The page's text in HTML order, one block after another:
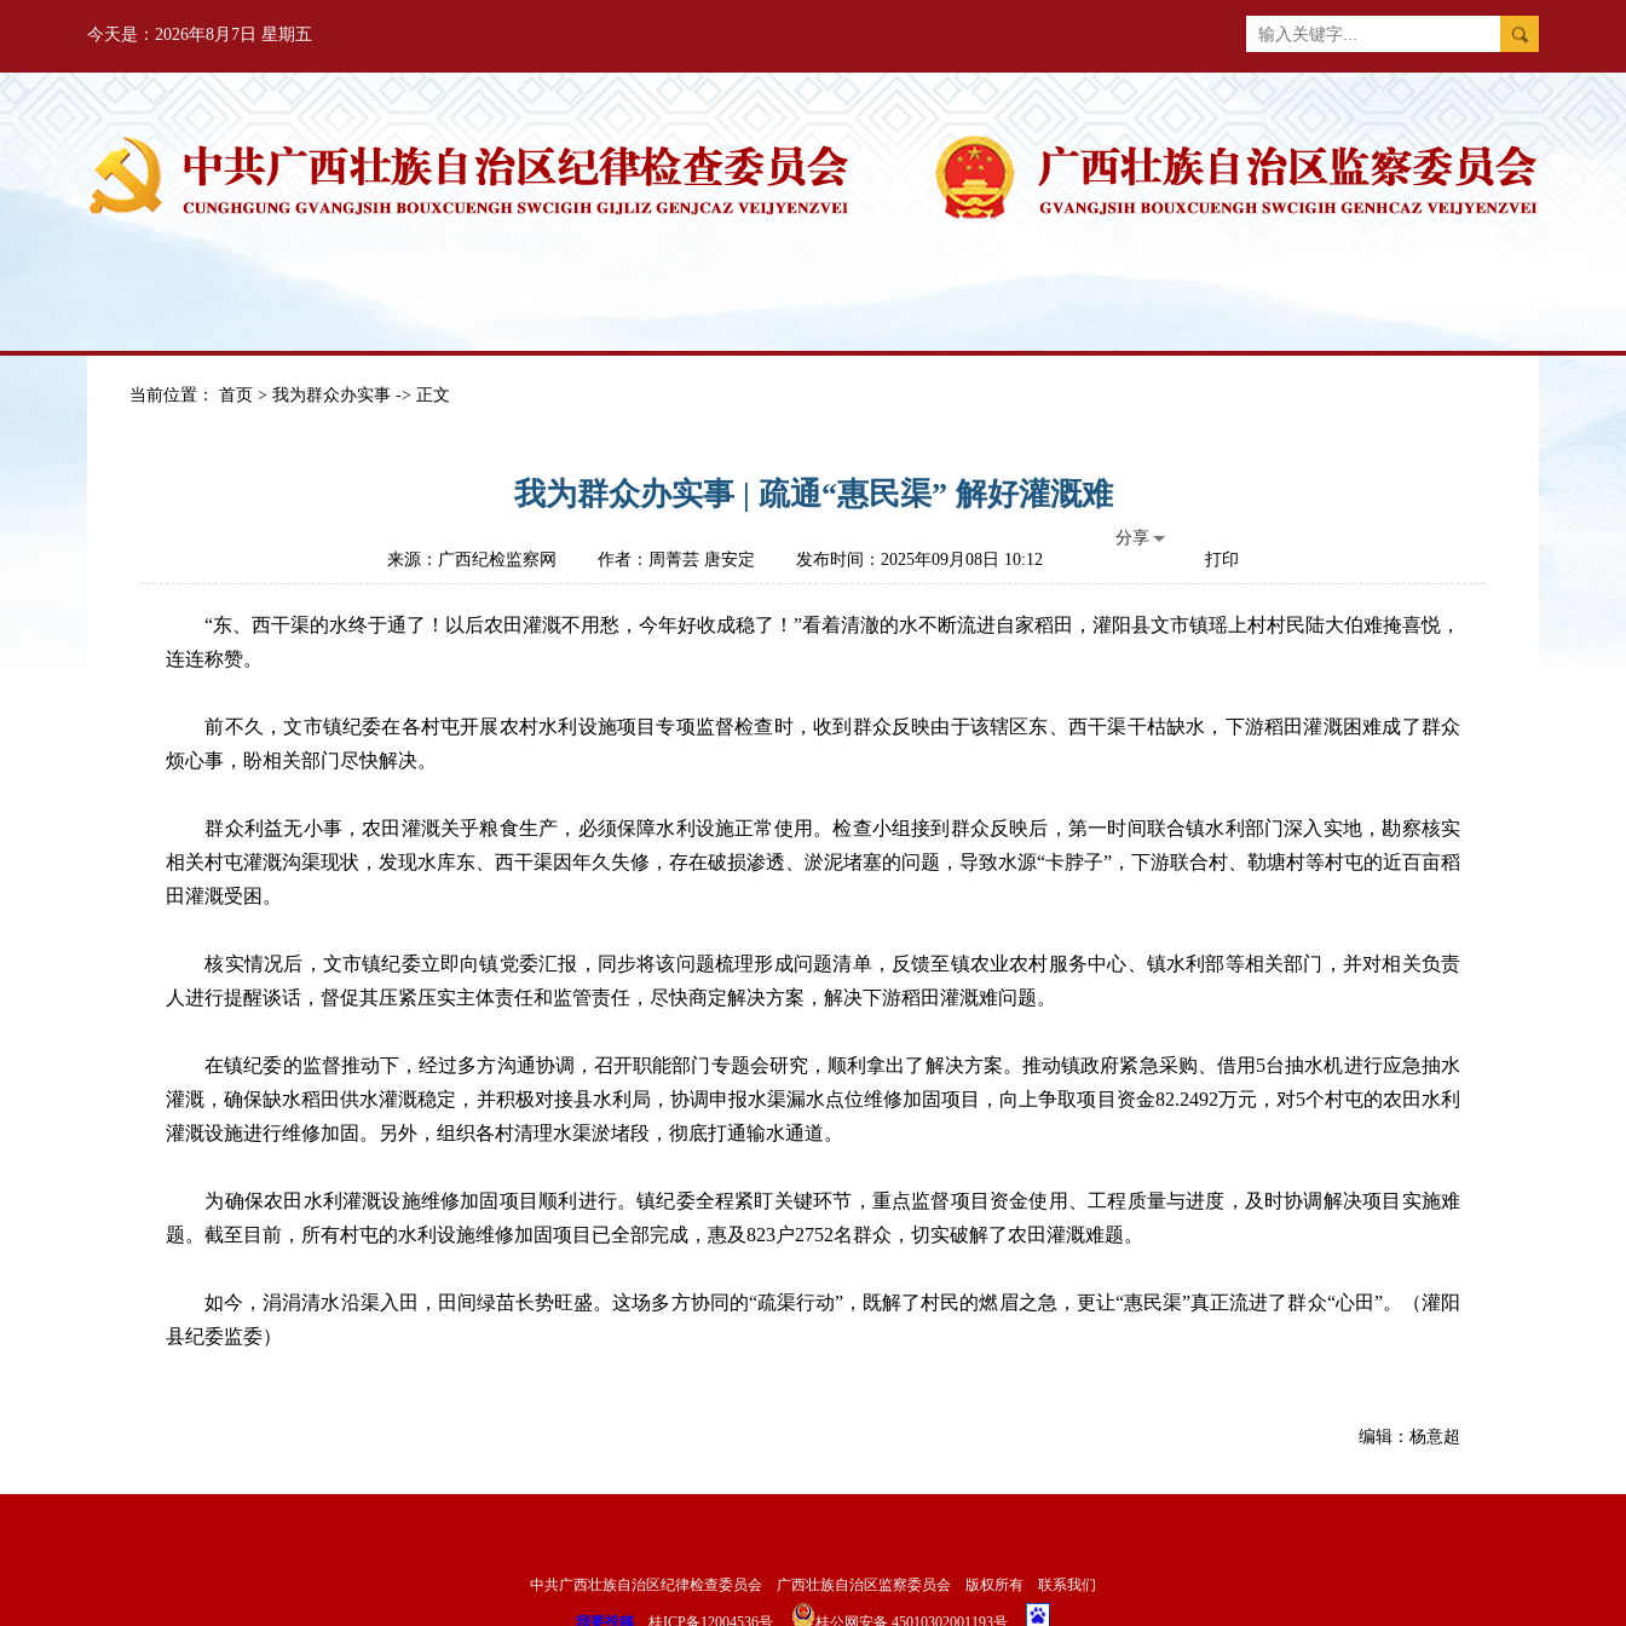
今天是：2026年8月7日 星期五
当前位置： 首页 > 我为群众办实事 -> 正文
我为群众办实事 | 疏通“惠民渠” 解好灌溉难
来源：广西纪检监察网 作者：周菁芸 唐安定 发布时间：2025年09月08日 10:12
分享
打印
“东、西干渠的水终于通了！以后农田灌溉不用愁，今年好收成稳了！”看着清澈的水不断流进自家稻田，灌阳县文市镇瑶上村村民陆大伯难掩喜悦，
连连称赞。
前不久，文市镇纪委在各村屯开展农村水利设施项目专项监督检查时，收到群众反映由于该辖区东、西干渠干枯缺水，下游稻田灌溉困难成了群众
烦心事，盼相关部门尽快解决。
群众利益无小事，农田灌溉关乎粮食生产，必须保障水利设施正常使用。检查小组接到群众反映后，第一时间联合镇水利部门深入实地，勘察核实
相关村屯灌溉沟渠现状，发现水库东、西干渠因年久失修，存在破损渗透、淤泥堵塞的问题，导致水源“卡脖子”，下游联合村、勒塘村等村屯的近百亩稻
田灌溉受困。
核实情况后，文市镇纪委立即向镇党委汇报，同步将该问题梳理形成问题清单，反馈至镇农业农村服务中心、镇水利部等相关部门，并对相关负责
人进行提醒谈话，督促其压紧压实主体责任和监管责任，尽快商定解决方案，解决下游稻田灌溉难问题。
在镇纪委的监督推动下，经过多方沟通协调，召开职能部门专题会研究，顺利拿出了解决方案。推动镇政府紧急采购、借用5台抽水机进行应急抽水
灌溉，确保缺水稻田供水灌溉稳定，并积极对接县水利局，协调申报水渠漏水点位维修加固项目，向上争取项目资金82.2492万元，对5个村屯的农田水利
灌溉设施进行维修加固。另外，组织各村清理水渠淤堵段，彻底打通输水通道。
为确保农田水利灌溉设施维修加固项目顺利进行。镇纪委全程紧盯关键环节，重点监督项目资金使用、工程质量与进度，及时协调解决项目实施难
题。截至目前，所有村屯的水利设施维修加固项目已全部完成，惠及823户2752名群众，切实破解了农田灌溉难题。
如今，涓涓清水沿渠入田，田间绿苗长势旺盛。这场多方协同的“疏渠行动”，既解了村民的燃眉之急，更让“惠民渠”真正流进了群众“心田”。（灌阳
县纪委监委）
编辑：杨意超
中共广西壮族自治区纪律检查委员会 广西壮族自治区监察委员会 版权所有 联系我们
我要投稿 桂ICP备12004536号 桂公网安备 45010302001193号